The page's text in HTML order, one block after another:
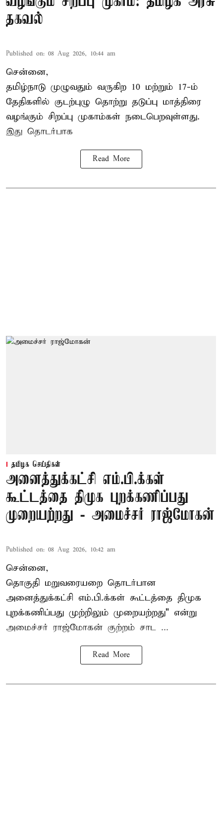
தகவல்
Published on: 08 Aug 2026, 10:44 am
சென்னை,
தமிழ்நாடு முழுவதும் வருகிற 10 மற்றும் 17-ம்
தேதிகளில் குடற்புழு தொற்று தடுப்பு மாத்திரை
வழங்கும் சிறப்பு முகாம்கள் நடைபெறவுள்ளது.
இது தொடர்பாக
Read More
தமிழக செய்திகள்
அனைத்துக்கட்சி எம்.பி.க்கள்
கூட்டத்தை திமுக புறக்கணிப்பது
முறையற்றது - அமைச்சர் ராஜ்மோகன்
Published on: 08 Aug 2026, 10:42 am
சென்னை,
தொகுதி மறுவரையறை தொடர்பான
அனைத்துக்கட்சி எம்.பி.க்கள் கூட்டத்தை திமுக
புறக்கணிப்பது முற்றிலும் முறையற்றது" என்று
அமைச்சர் ராஜ்மோகன் குற்றம் சாட ...
Read More